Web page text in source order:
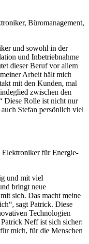
und sowohl in der
und Inbetriebnahme
dieser Beruf vor allem
Arbeit hält mich
mit den Kunden, mal
zwischen den
Diese Rolle ist nicht nur
Stefan persönlich viel
und mit viel
bringt neue
sich. Das macht meine
sagt Patrick. Diese
Technologien
Neff ist sich sicher:
mich, für die Menschen